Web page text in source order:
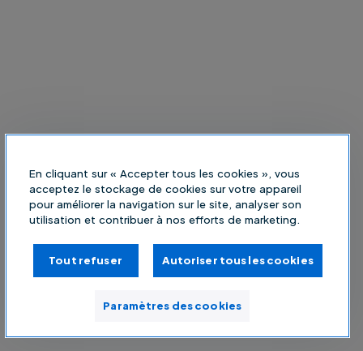
En cliquant sur « Accepter tous les cookies », vous
acceptez le stockage de cookies sur votre appareil
pour améliorer la navigation sur le site, analyser son
utilisation et contribuer à nos efforts de marketing.
Tout refuser Autoriser tous les cookies
Paramètres des cookies